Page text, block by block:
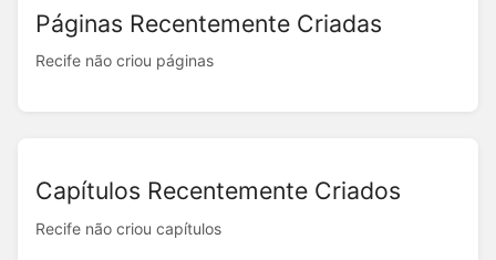
Páginas Recentemente Criadas
Recife não criou páginas
Capítulos Recentemente Criados
Recife não criou capítulos